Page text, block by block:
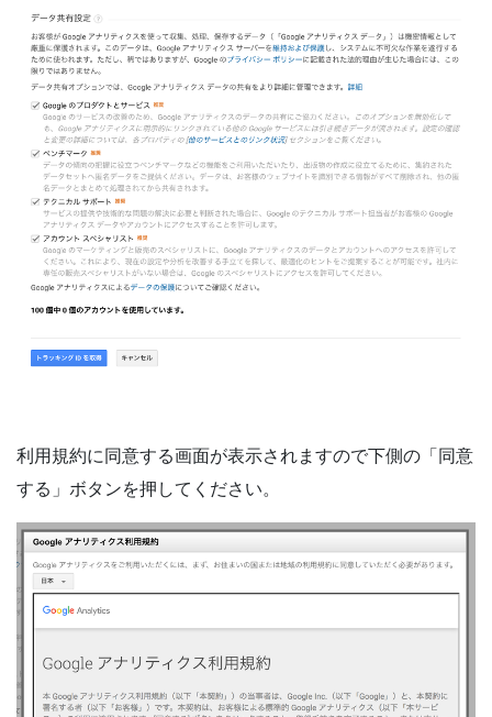
利用規約に同意する画面が表示されますので下側の「同意
する」ボタンを押してください。